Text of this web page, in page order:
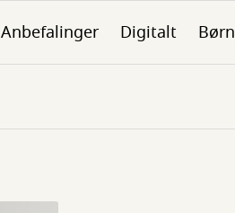
Anbefalinger Digitalt Børn